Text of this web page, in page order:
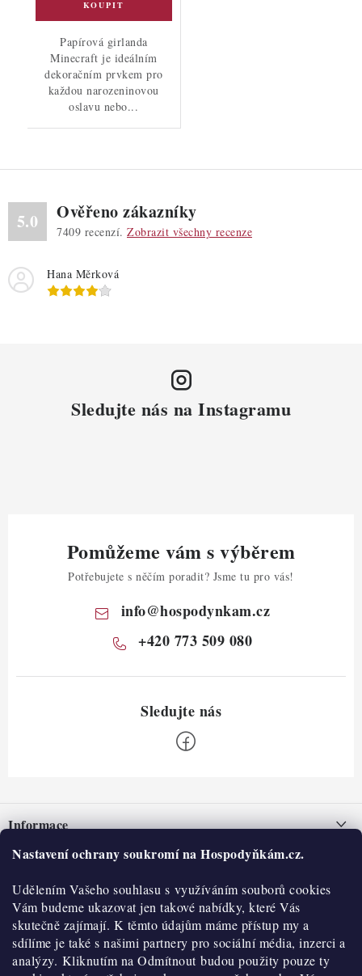
Nastavení ochrany soukromí na Hospodyňkám.cz.
Udělením Vašeho souhlasu s využíváním souborů cookies
Vám budeme ukazovat jen takové nabídky, které Vás
skutečně zajímají. K těmto údajům máme přístup my a
sdílíme je také s našimi partnery pro sociální média, inzerci a
analýzy. Kliknutím na Odmítnout budou použity pouze ty
Papírová girlanda
Minecraft je ideálním
dekoračním prvkem pro
každou narozeninovou
oslavu nebo...
5.0 Ověřeno zákazníky
7409 recenzí. Zobrazit všechny recenze
Hana Měrková
Sledujte nás na Instagramu
Pomůžeme vám s výběrem
Potřebujete s něčím poradit? Jsme tu pro vás!
info@hospodynkam.cz
+420 773 509 080
pInformace
Nepřevzetí zásilky na dobírku
Obchodní podmínky
Hodnocení obchodu
Blog
O nás
Historie
Kontakty
O nákupu
Reklamace a vratky